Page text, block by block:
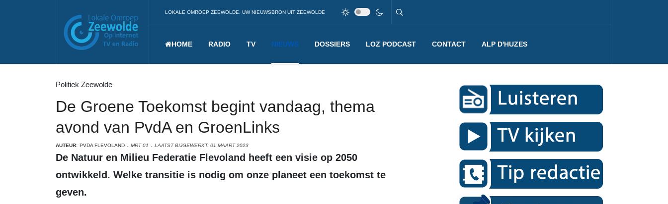
LOKALE OMROEP ZEEWOLDE, UW NIEUWSBRON UIT ZEEWOLDE
HOME RADIO TV NIEUWS DOSSIERS LOZ PODCAST CONTACT ALP D'HUZES
Politiek Zeewolde
De Groene Toekomst begint vandaag, thema
avond van PvdA en GroenLinks
AUTEUR: PVDA FLEVOLAND MRT 01 LAATST BIJGEWERKT: 01 MAART 2023
De Natuur en Milieu Federatie Flevoland heeft een visie op 2050
ontwikkeld. Welke transitie is nodig om onze planeet een toekomst te
geven.